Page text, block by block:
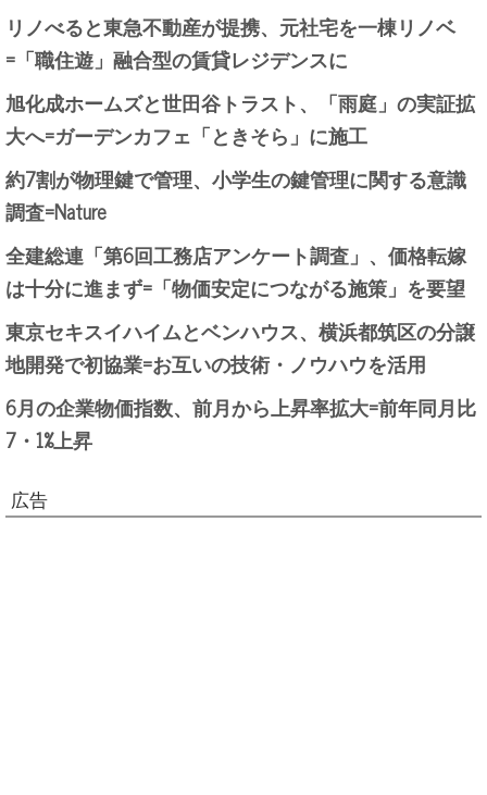
リノべると東急不動産が提携、元社宅を一棟リノベ
=「職住遊」融合型の賃貸レジデンスに
旭化成ホームズと世田谷トラスト、「雨庭」の実証拡
大へ=ガーデンカフェ「ときそら」に施工
約7割が物理鍵で管理、小学生の鍵管理に関する意識
調査=Nature
全建総連「第6回工務店アンケート調査」、価格転嫁
は十分に進まず=「物価安定につながる施策」を要望
東京セキスイハイムとベンハウス、横浜都筑区の分譲
地開発で初協業=お互いの技術・ノウハウを活用
6月の企業物価指数、前月から上昇率拡大=前年同月比
7・1%上昇
広告